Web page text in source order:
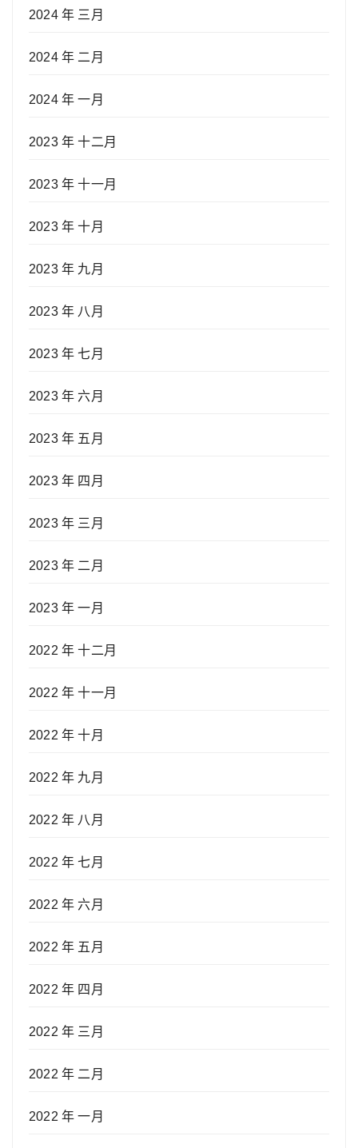
2024 年 三月
2024 年 二月
2024 年 一月
2023 年 十二月
2023 年 十一月
2023 年 十月
2023 年 九月
2023 年 八月
2023 年 七月
2023 年 六月
2023 年 五月
2023 年 四月
2023 年 三月
2023 年 二月
2023 年 一月
2022 年 十二月
2022 年 十一月
2022 年 十月
2022 年 九月
2022 年 八月
2022 年 七月
2022 年 六月
2022 年 五月
2022 年 四月
2022 年 三月
2022 年 二月
2022 年 一月